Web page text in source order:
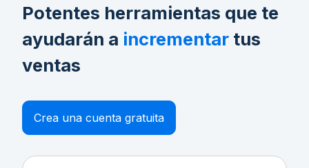
Potentes herramientas que te
ayudarán a incrementar tus
ventas
Crea una cuenta gratuita